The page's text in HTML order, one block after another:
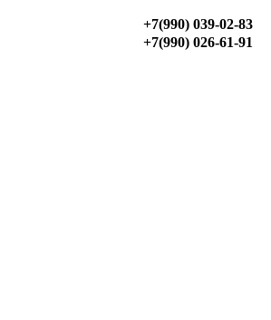
‎+7(990) 039-02-83
‎+7(990) 026-61-91